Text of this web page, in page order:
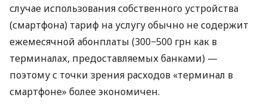
случае использования собственного устройства
(смартфона) тариф на услугу обычно не содержит
ежемесячной абонплаты (300−500 грн как в
терминалах, предоставляемых банками) —
поэтому с точки зрения расходов «терминал в
смартфоне» более экономичен.